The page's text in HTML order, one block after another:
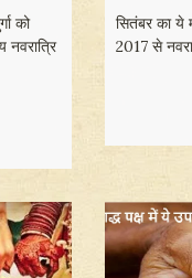
को
नवरात्रि
सितंबर का ये
2017 से